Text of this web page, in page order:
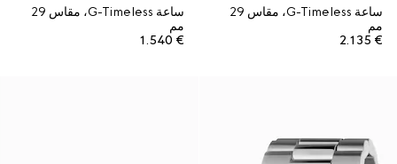
ساعة G-Timeless، مقاس 29
مم
€ 2.135
ساعة G-Timeless، مقاس 29
مم
€ 1.540